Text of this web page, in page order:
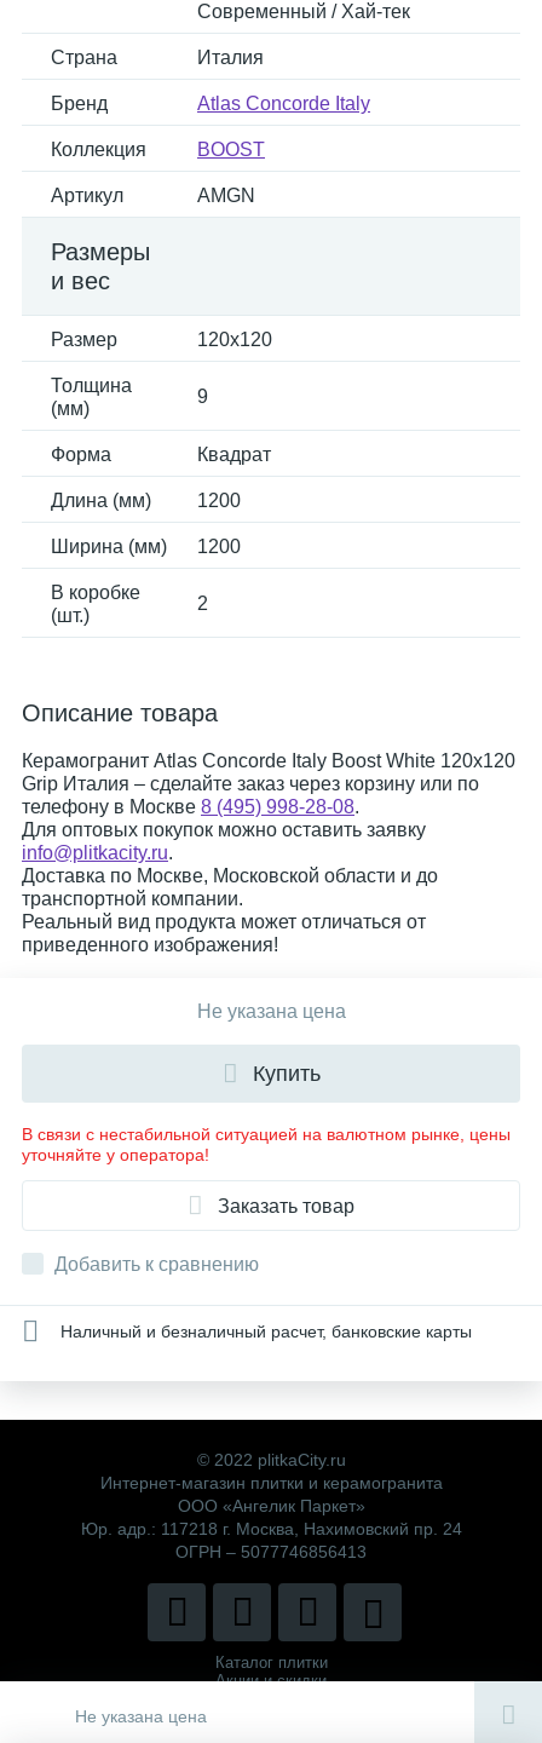
Современный / Хай-тек
Страна Италия
Бренд Atlas Concorde Italy
Коллекция BOOST
Артикул AMGN
Размеры
и вес
Размер 120x120
Толщина
(мм)
9
Форма Квадрат
Длина (мм) 1200
Ширина (мм) 1200
В коробке
(шт.)
2
Описание товара
Керамогранит Atlas Concorde Italy Boost White 120x120
Grip Италия – сделайте заказ через корзину или по
телефону в Москве 8 (495) 998-28-08.
Для оптовых покупок можно оставить заявку
info@plitkacity.ru.
Доставка по Москве, Московской области и до
транспортной компании.
Реальный вид продукта может отличаться от
приведенного изображения!
Не указана цена
Не указана цена
Купить
В связи с нестабильной ситуацией на валютном рынке, цены
уточняйте у оператора!
Заказать товар
Добавить к сравнению
Наличный и безналичный расчет, банковские карты
© 2022 plitkaCity.ru
Интернет-магазин плитки и керамогранита
ООО «Ангелик Паркет»
Юр. адр.: 117218 г. Москва, Нахимовский пр. 24
ОГРН – 5077746856413
Каталог плитки
Акции и скидки